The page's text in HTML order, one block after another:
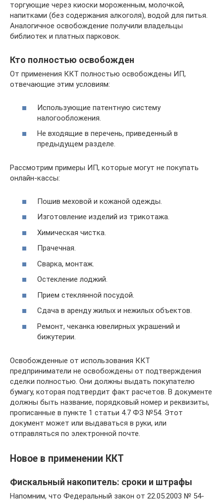
торгующие через киоски мороженным, молочкой,
напитками (без содержания алкоголя), водой для питья.
Аналогичное освобождение получили владельцы
библиотек и платных парковок.
Кто полностью освобожден
От применения ККТ полностью освобождены ИП,
отвечающие этим условиям:
Использующие патентную систему
налогообложения.
Не входящие в перечень, приведенный в
предыдущем разделе.
Рассмотрим примеры ИП, которые могут не покупать
онлайн-кассы:
Пошив меховой и кожаной одежды.
Изготовление изделий из трикотажа.
Химическая чистка.
Прачечная.
Сварка, монтаж.
Остекление лоджий.
Прием стеклянной посудой.
Сдача в аренду жилых и нежилых объектов.
Ремонт, чеканка ювелирных украшений и
бижутерии.
Освобожденные от использования ККТ
предприниматели не освобождены от подтверждения
сделки полностью. Они должны выдать покупателю
бумагу, которая подтвердит факт расчетов. В документе
должны быть название, порядковый номер и реквизиты,
прописанные в пункте 1 статьи 4.7 ФЗ №54. Этот
документ может или выдаваться в руки, или
отправляться по электронной почте.
Новое в применении ККТ
Фискальный накопитель: сроки и штрафы
Напомним, что Федеральный закон от 22.05.2003 № 54-